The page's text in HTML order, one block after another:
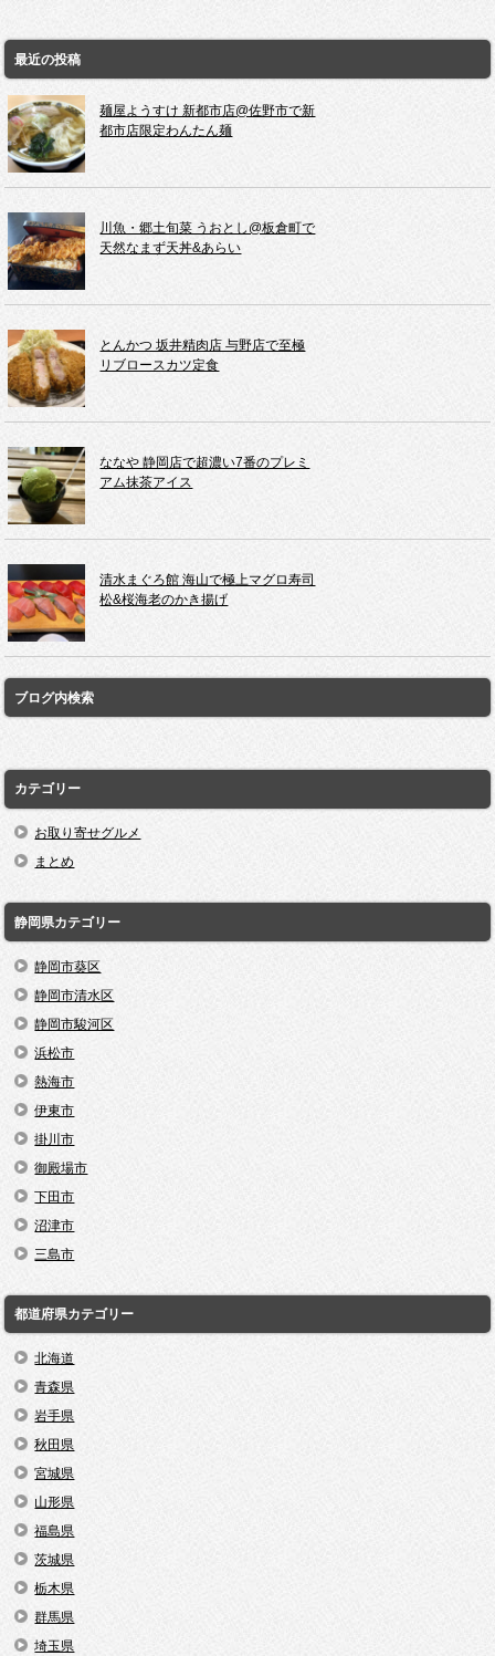
最近の投稿
麺屋ようすけ 新都市店@佐野市で新
都市店限定わんたん麺
川魚・郷土旬菜 うおとし@板倉町で
天然なまず天丼&あらい
とんかつ 坂井精肉店 与野店で至極
リブロースカツ定食
ななや 静岡店で超濃い7番のプレミ
アム抹茶アイス
清水まぐろ館 海山で極上マグロ寿司
松&桜海老のかき揚げ
ブログ内検索
カテゴリー
お取り寄せグルメ
まとめ
静岡県カテゴリー
静岡市葵区
静岡市清水区
静岡市駿河区
浜松市
熱海市
伊東市
掛川市
御殿場市
下田市
沼津市
三島市
都道府県カテゴリー
北海道
青森県
岩手県
秋田県
宮城県
山形県
福島県
茨城県
栃木県
群馬県
埼玉県